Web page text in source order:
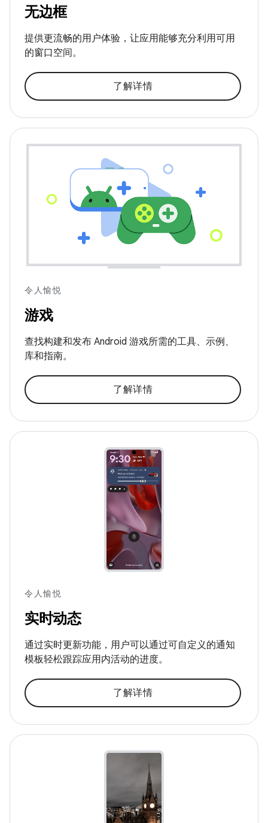
无边框
提供更流畅的用户体验，让应用能够充分利用可用
的窗口空间。
了解详情
令人愉悦
游戏
查找构建和发布 Android 游戏所需的工具、示例、
库和指南。
了解详情
令人愉悦
实时动态
通过实时更新功能，用户可以通过可自定义的通知
模板轻松跟踪应用内活动的进度。
了解详情